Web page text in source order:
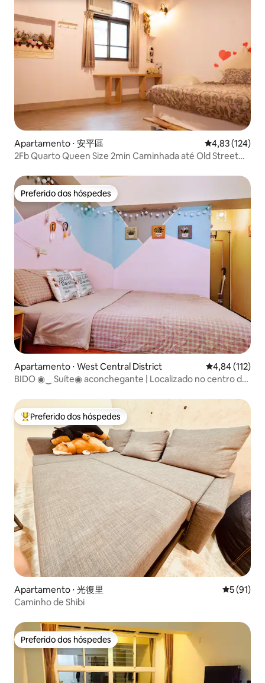
Apartamento ⋅ 安平區 4,83 de uma
4,83 (124)
2Fb Quarto Queen Size 2min Caminhada até Old Street
Preferido dos hóspedes
Preferido dos hóspedes
Apartamento ⋅ West Central District 4,84 de uma
4,84 (112)
BIDO ◉‿ Suíte◉ aconchegante | Localizado no centro da
Guohua/Rua Hai'an
Entre os melhores preferidos dos hóspedes
Preferido dos hóspedes
Apartamento ⋅ 光復里 5 de uma
5 (91)
Caminho de Shibi
Preferido dos hóspedes
Preferido dos hóspedes